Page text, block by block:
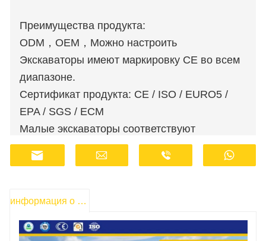
Преимущества продукта:
ODM，OEM，Можно настроить
Экскаваторы имеют маркировку CE во всем
диапазоне.
Сертификат продукта: CE / ISO / EURO5 /
EPA / SGS / ECM
Малые экскаваторы соответствуют
стандартам выбросов Euro 5 и EPA.
Оптовые заказы доступны по льготным
Производители имеют запасы и
Сотрудники службы поддержки клиентов
информация о продукте